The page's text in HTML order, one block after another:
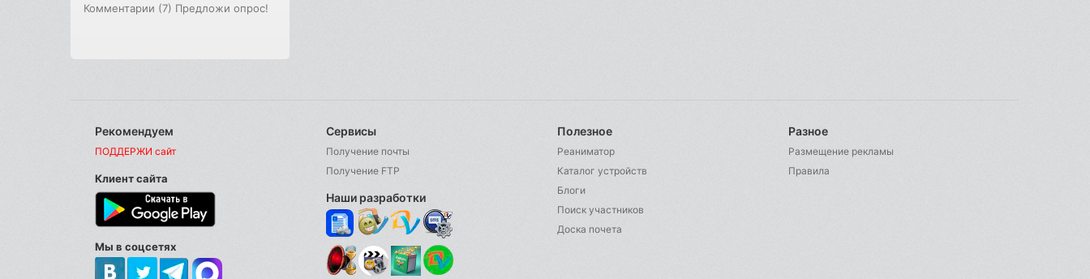
Комментарии (7) Предложи опрос!
Рекомендуем
ПОДДЕРЖИ сайт
Клиент сайта
Мы в соцсетях
Сервисы
Получение почты
Получение FTP
Наши разработки
Полезное
Реаниматор
Каталог устройств
Блоги
Поиск участников
Доска почета
Разное
Размещение рекламы
Правила